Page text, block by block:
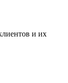
и их